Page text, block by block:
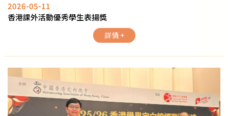
2026-05-11
香港課外活動優秀學生表揚獎
詳情 +